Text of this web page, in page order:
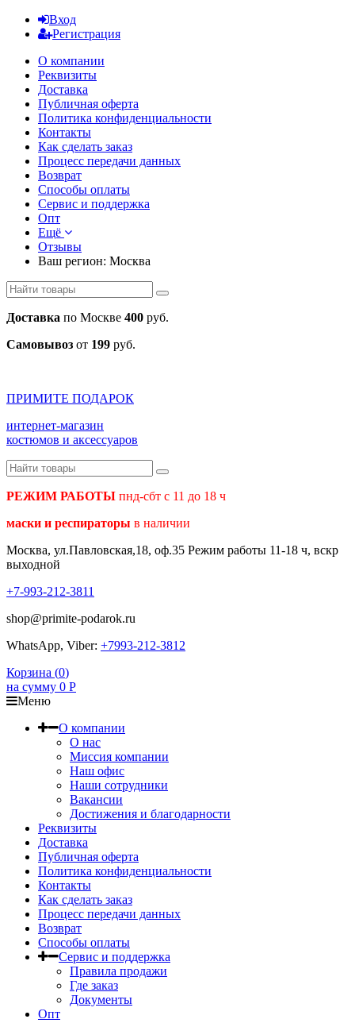
Вход
Регистрация
О компании
Реквизиты
Доставка
Публичная оферта
Политика конфиденциальности
Контакты
Как сделать заказ
Процесс передачи данных
Возврат
Способы оплаты
Сервис и поддержка
Опт
Ещё
Отзывы
Ваш регион: Москва
Доставка по Москве 400 руб.
Самовывоз от 199 руб.
ПРИМИТЕ ПОДАРОК
интернет-магазин
костюмов и аксессуаров
РЕЖИМ РАБОТЫ пнд-сбт с 11 до 18 ч
маски и респираторы в наличии
Москва, ул.Павловская,18, оф.35 Режим работы 11-18 ч, вскр
выходной
+7-993-212-3811
shop@primite-podarok.ru
WhatsApp, Viber: +7993-212-3812
Корзина (0)
на сумму 0 Р
Меню
О компании
О нас
Миссия компании
Наш офис
Наши сотрудники
Вакансии
Достижения и благодарности
Реквизиты
Доставка
Публичная оферта
Политика конфиденциальности
Контакты
Как сделать заказ
Процесс передачи данных
Возврат
Способы оплаты
Сервис и поддержка
Правила продажи
Где заказ
Документы
Опт